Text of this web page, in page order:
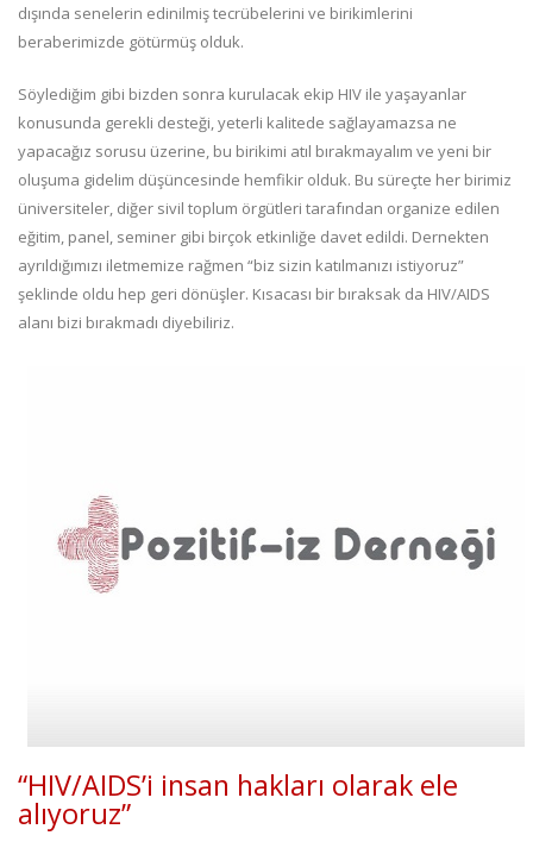
dışında senelerin edinilmiş tecrübelerini ve birikimlerini
beraberimizde götürmüş olduk.
Söylediğim gibi bizden sonra kurulacak ekip HIV ile yaşayanlar
konusunda gerekli desteği, yeterli kalitede sağlayamazsa ne
yapacağız sorusu üzerine, bu birikimi atıl bırakmayalım ve yeni bir
oluşuma gidelim düşüncesinde hemfikir olduk. Bu süreçte her birimiz
üniversiteler, diğer sivil toplum örgütleri tarafından organize edilen
eğitim, panel, seminer gibi birçok etkinliğe davet edildi. Dernekten
ayrıldığımızı iletmemize rağmen “biz sizin katılmanızı istiyoruz”
şeklinde oldu hep geri dönüşler. Kısacası bir bıraksak da HIV/AIDS
alanı bizi bırakmadı diyebiliriz.
“HIV/AIDS’i insan hakları olarak ele
alıyoruz”